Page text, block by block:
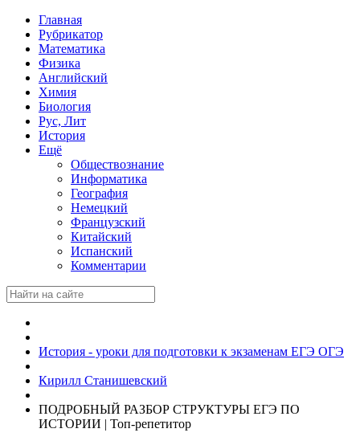
Главная
Рубрикатор
Математика
Физика
Английский
Химия
Биология
Рус, Лит
История
Ещё
Обществознание
Информатика
География
Немецкий
Французский
Китайский
Испанский
Комментарии
История - уроки для подготовки к экзаменам ЕГЭ ОГЭ
Кирилл Станишевский
ПОДРОБНЫЙ РАЗБОР СТРУКТУРЫ ЕГЭ ПО
ИСТОРИИ | Топ-репетитор